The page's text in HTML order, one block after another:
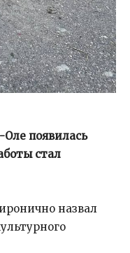
появилась
стал
назвал